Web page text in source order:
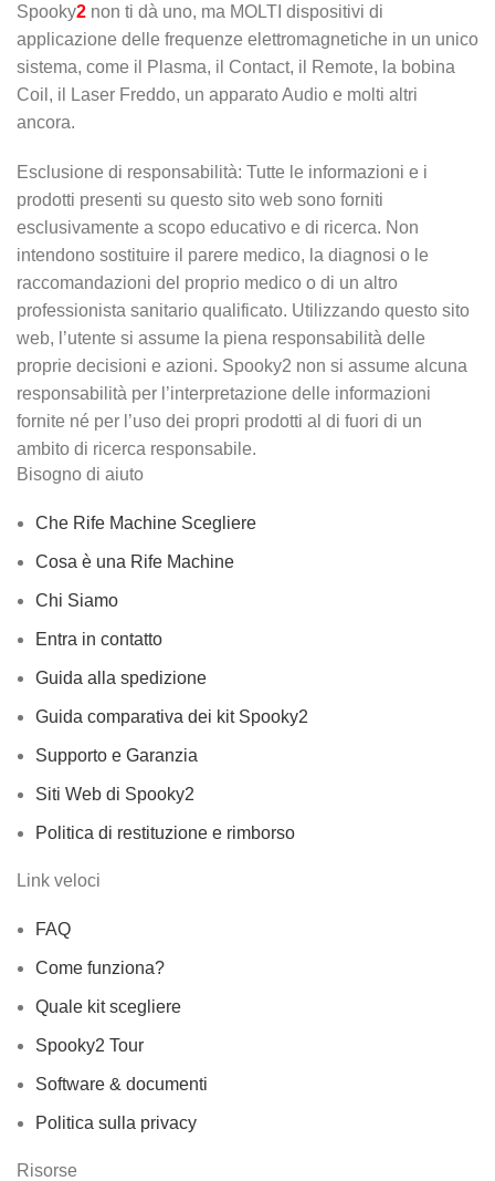
Spooky2 non ti dà uno, ma MOLTI dispositivi di
applicazione delle frequenze elettromagnetiche in un unico
sistema, come il Plasma, il Contact, il Remote, la bobina
Coil, il Laser Freddo, un apparato Audio e molti altri
ancora.
Esclusione di responsabilità: Tutte le informazioni e i
prodotti presenti su questo sito web sono forniti
esclusivamente a scopo educativo e di ricerca. Non
intendono sostituire il parere medico, la diagnosi o le
raccomandazioni del proprio medico o di un altro
professionista sanitario qualificato. Utilizzando questo sito
web, l’utente si assume la piena responsabilità delle
proprie decisioni e azioni. Spooky2 non si assume alcuna
responsabilità per l’interpretazione delle informazioni
fornite né per l’uso dei propri prodotti al di fuori di un
ambito di ricerca responsabile.
Bisogno di aiuto
Che Rife Machine Scegliere
Cosa è una Rife Machine
Chi Siamo
Entra in contatto
Guida alla spedizione
Guida comparativa dei kit Spooky2
Supporto e Garanzia
Siti Web di Spooky2
Politica di restituzione e rimborso
Link veloci
FAQ
Come funziona?
Quale kit scegliere
Spooky2 Tour
Software & documenti
Politica sulla privacy
Risorse